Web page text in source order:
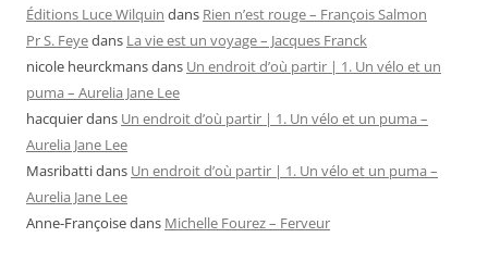
Éditions Luce Wilquin dans Rien n’est rouge – François Salmon
Pr S. Feyedans La vie est un voyage – Jacques Franck
nicole heurckmansdans Un endroit d’où partir | 1. Un vélo et un
puma – Aurelia Jane Lee
hacquierdans Un endroit d’où partir | 1. Un vélo et un puma –
Aurelia Jane Lee
Masribattidans Un endroit d’où partir | 1. Un vélo et un puma –
Aurelia Jane Lee
Anne-Françoisedans Michelle Fourez – Ferveur